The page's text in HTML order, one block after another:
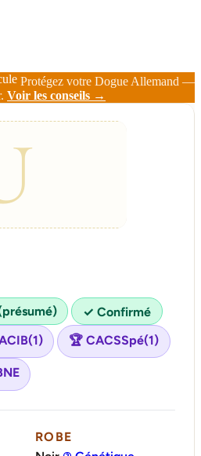
Protégez votre Dogue Allemand —
Voir les conseils →
✓ Confirmé
🏆 CACSSpé(1)
ROBE